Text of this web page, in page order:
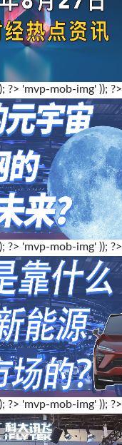
?> 'mvp-mob-img' )); ?>
?> 'mvp-mob-img' )); ?>
?> 'mvp-mob-img' )); ?>